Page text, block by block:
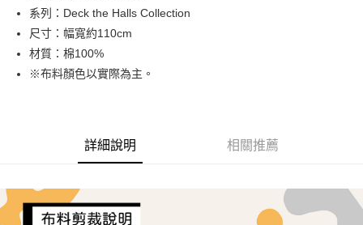
街口支付
Google Pay
AFTEE先享後付
１．簡單：不需註冊會員、不需綁卡、不需儲值。
３．安心：先確認商品／服務後，再付款。
【「AFTEE先享後付」結帳流程】
全家取貨付款
每筆NT$65，滿NT$1,500(含以上)免運費
系列：Deck the Halls Collection
尺寸：幅寬約110cm
材質：棉100%
※布料顏色以實際為主。
詳細說明 相關推薦